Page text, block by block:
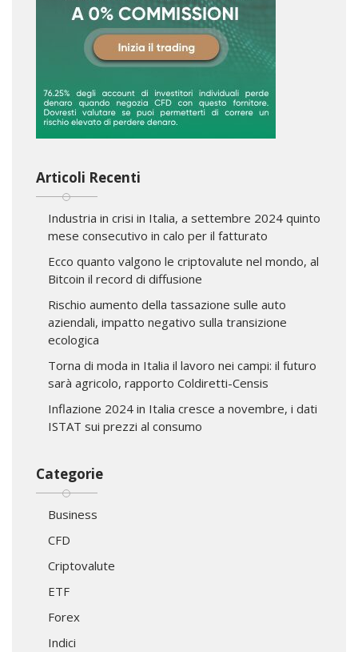
Articoli Recenti
Industria in crisi in Italia, a settembre 2024 quinto
mese consecutivo in calo per il fatturato
Ecco quanto valgono le criptovalute nel mondo, al
Bitcoin il record di diffusione
Rischio aumento della tassazione sulle auto
aziendali, impatto negativo sulla transizione
ecologica
Torna di moda in Italia il lavoro nei campi: il futuro
sarà agricolo, rapporto Coldiretti-Censis
Inflazione 2024 in Italia cresce a novembre, i dati
ISTAT sui prezzi al consumo
Categorie
Business
CFD
Criptovalute
ETF
Forex
Indici